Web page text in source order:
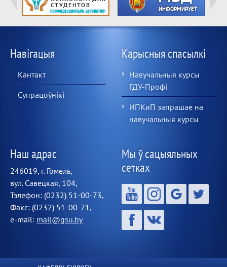
Навігацыя
Кантакт
Супрацоўнікі
Карысныя спасылкі
Навучальныя курсы
ГДУ-Профі
ИПКиП запрашае на
навучальныя курсы
Наш адрас
246019, г. Гомель,
вул. Савецкая, 104,
Тэлефон: (0232) 51-00-73,
Факс: (0232) 51-00-71,
e-mail: mail@gsu.by
Мы ў сацыяльных
сетках